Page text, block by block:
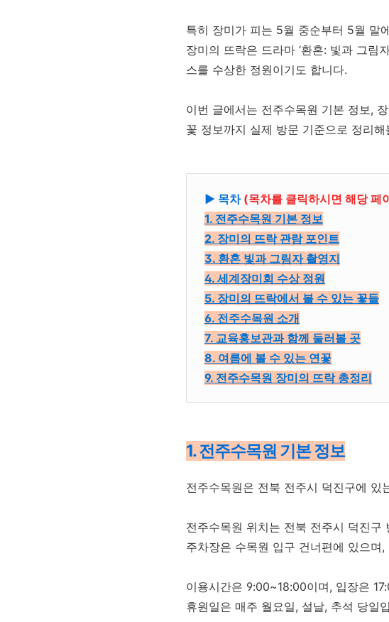
특히 장미가 피는 5월 중순부터 5월 말
장미의 뜨락은 드라마 ‘환혼: 빛과 그림
스를 수상한 정원이기도 합니다.
이번 글에서는 전주수목원 기본 정보,
꽃 정보까지 실제 방문 기준으로 정리해
▶ 목차 (목차를 클릭하시면 해당 페
1. 전주수목원 기본 정보
2. 장미의 뜨락 관람 포인트
3. 환혼 빛과 그림자 촬영지
4. 세계장미회 수상 정원
5. 장미의 뜨락에서 볼 수 있는 꽃들
6. 전주수목원 소개
7. 교육홍보관과 함께 둘러볼 곳
8. 여름에 볼 수 있는 연꽃
9. 전주수목원 장미의 뜨락 총정리
1. 전주수목원 기본 정보
전주수목원은 전북 전주시 덕진구에 있
전주수목원 위치는 전북 전주시 덕진
주차장은 수목원 입구 건너편에 있으며
이용시간은 9:00~18:00이며, 입장은
휴원일은 매주 월요일, 설날, 추석 당일